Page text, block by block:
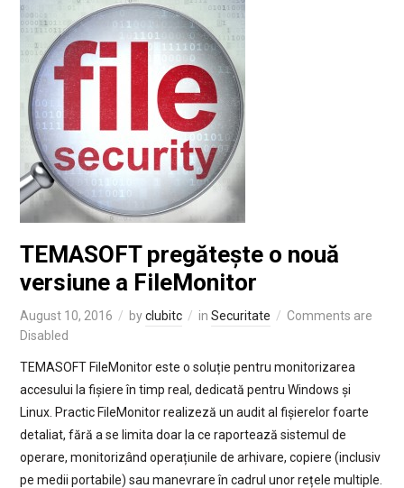
TEMASOFT pregătește o nouă
versiune a FileMonitor
August 10, 2016 byclubitc in Securitate
Comments are
Disabled
TEMASOFT FileMonitor este o soluție pentru monitorizarea
accesului la fișiere în timp real, dedicată pentru Windows și
Linux. Practic FileMonitor realizeză un audit al fișierelor foarte
detaliat, fără a se limita doar la ce raportează sistemul de
operare, monitorizând operațiunile de arhivare, copiere (inclusiv
pe medii portabile) sau manevrare în cadrul unor rețele multiple.